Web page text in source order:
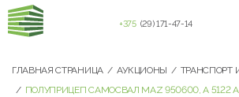
+375 (29) 171-47-14
ГЛАВНАЯ СТРАНИЦА АУКЦИОНЫ
ТРАНСПОРТ
ПОЛУПРИЦЕП САМОСВАЛ MAZ 950600, А 5122